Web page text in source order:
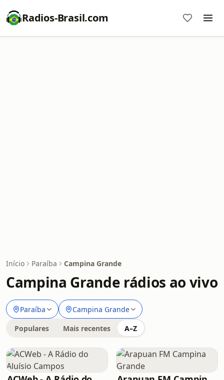
Radios-Brasil.com
Início Paraíba Campina Grande
Campina Grande rádios ao vivo
Paraíba Campina Grande
Populares Mais recentes A–Z